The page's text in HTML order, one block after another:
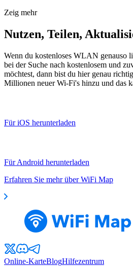
Zeig mehr
Nutzen, Teilen,
Wenn du kostenloses WLAN genauso
bei der Suche nach kostenlosem und
möchtest, dann bist du hier genau
Millionen neuer Wi-Fi's hinzu und das
Für iOS herunterladen
Für Android herunterladen
Erfahren Sie mehr über WiFi Map
Online-KarteBlogHilfezentrum